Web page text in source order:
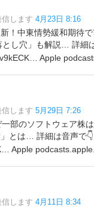
します 4月23日 8:16
！中東情勢緩和期待
し穴」も解説… 詳細
Apple
します 5月29日 7:26
部のソフトウェア株
とは… 詳細は音声で
Apple
します 4月11日 8:34